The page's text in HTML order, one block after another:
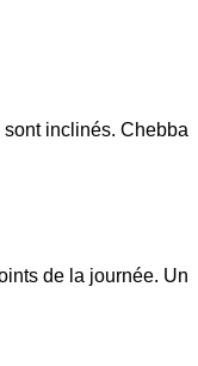
inclinés. Chebba
de la journée. Un